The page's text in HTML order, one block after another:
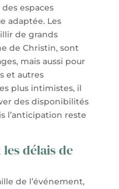
espaces
adaptée. Les
de grands
de Christin, sont
mais aussi pour
et autres
plus intimistes, il
des disponibilités
l’anticipation reste
délais de
de l’événement,